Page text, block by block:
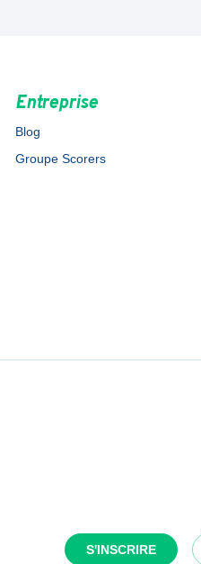
S'INSCRIRE
Entreprise
Blog
Groupe Scorers